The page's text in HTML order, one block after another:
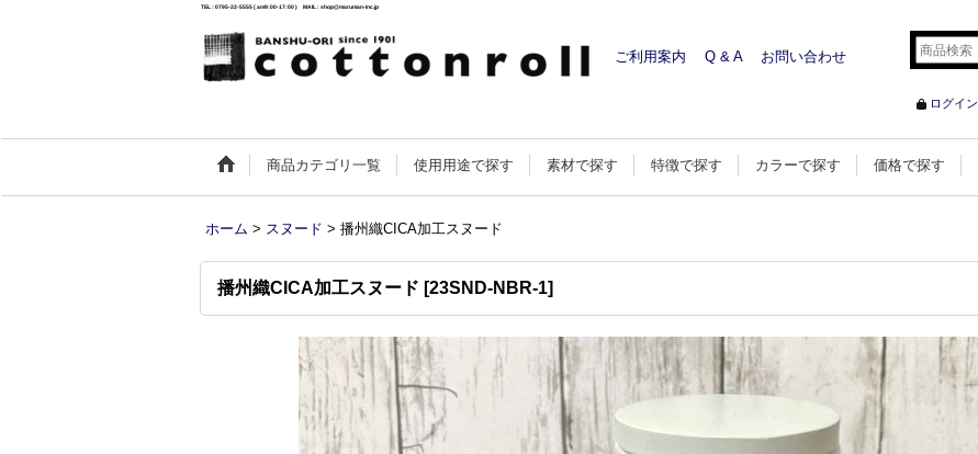
TEL : 0795-22-5555 ( am9:00-17:00 ) MAIL : shop@maruman-inc.jp
ご利用案内 Q & A お問い合わせ
ログイン
商品カテゴリ一覧 使用用途で探す 素材で探す 特徴で探す カラーで探す 価格で探す
ホーム > スヌード > 播州織CICA加工スヌード
播州織CICA加工スヌード [23SND-NBR-1]